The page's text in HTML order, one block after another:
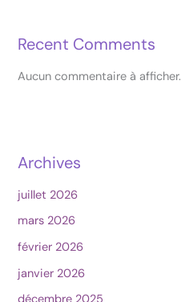
Recent Comments
Aucun commentaire à afficher.
Archives
juillet 2026
mars 2026
février 2026
janvier 2026